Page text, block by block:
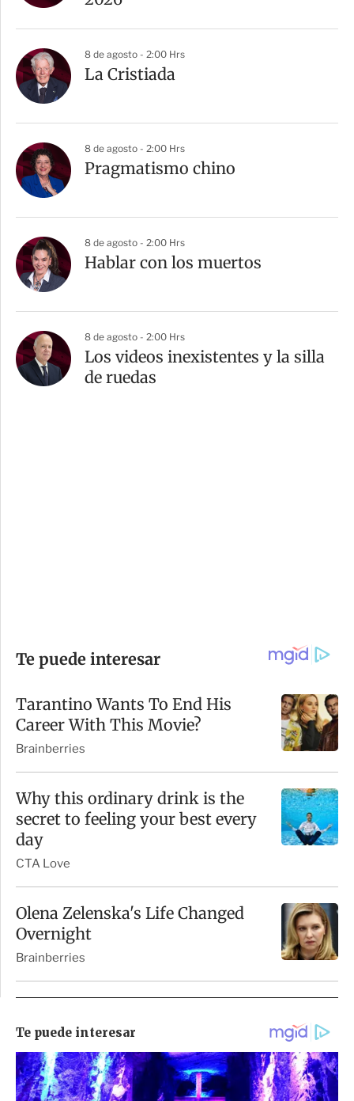
8 de agosto - 2:00 Hrs
La Cristiada
8 de agosto - 2:00 Hrs
Pragmatismo chino
8 de agosto - 2:00 Hrs
Hablar con los muertos
8 de agosto - 2:00 Hrs
Los videos inexistentes y la silla
de ruedas